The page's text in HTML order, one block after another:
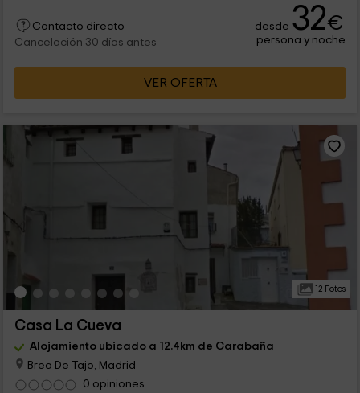
Contacto directo
Cancelación 30 días antes
desde 32€
persona y noche
VER OFERTA
12 Fotos
Casa La Cueva
Alojamiento ubicado a 12.4km de Carabaña
Brea De Tajo, Madrid
0 opiniones